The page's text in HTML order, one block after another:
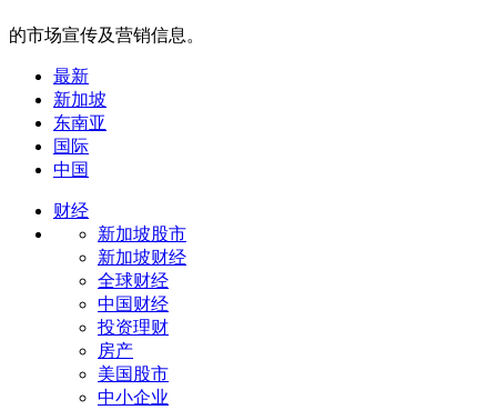
的市场宣传及营销信息。
最新
新加坡
东南亚
国际
中国
财经
新加坡股市
新加坡财经
全球财经
中国财经
投资理财
房产
美国股市
中小企业